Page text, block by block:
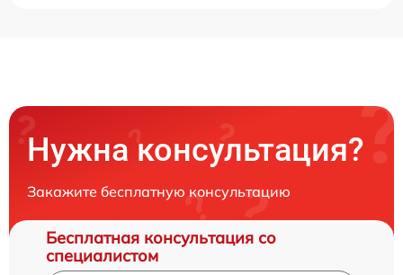
Нужна консультация?
Закажите бесплатную консультацию
Бесплатная консультация со
специалистом